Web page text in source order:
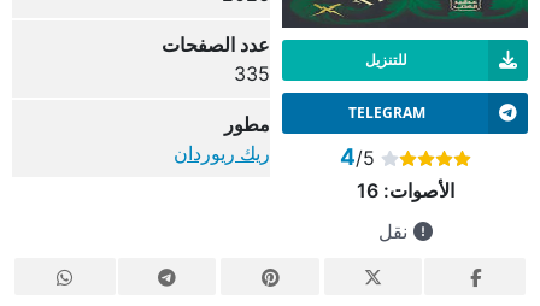
للتنزيل
TELEGRAM
4/5
الأصوات:16
نقل
عدد الصفحات
335
مطور
ريك ريوردان